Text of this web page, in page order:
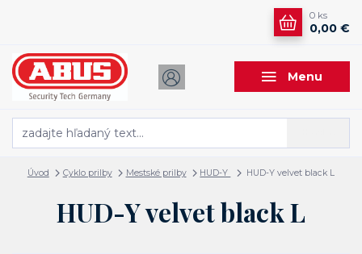
Menu
0 ks
0,00 €
Úvod Cyklo prilby Mestské prilby HUD-Y HUD-Y velvet black L
HUD-Y velvet black L